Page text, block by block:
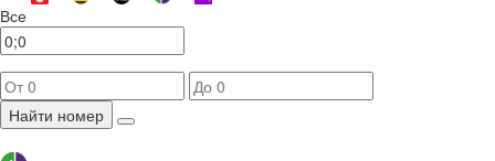
Все
Найти номер